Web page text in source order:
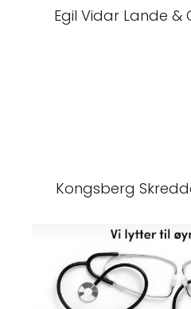
Egil Vidar Lande
Kongsberg